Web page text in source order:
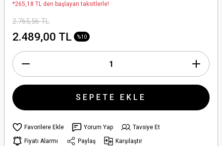
*265,18 TL den başlayan taksitlerle!
2.765,56 TL
2.489,00 TL %10
SEPETE EKLE
Yorum Yap
Tavsiye Et
Fiyatı Alarmı
Paylaş Karşılaştır